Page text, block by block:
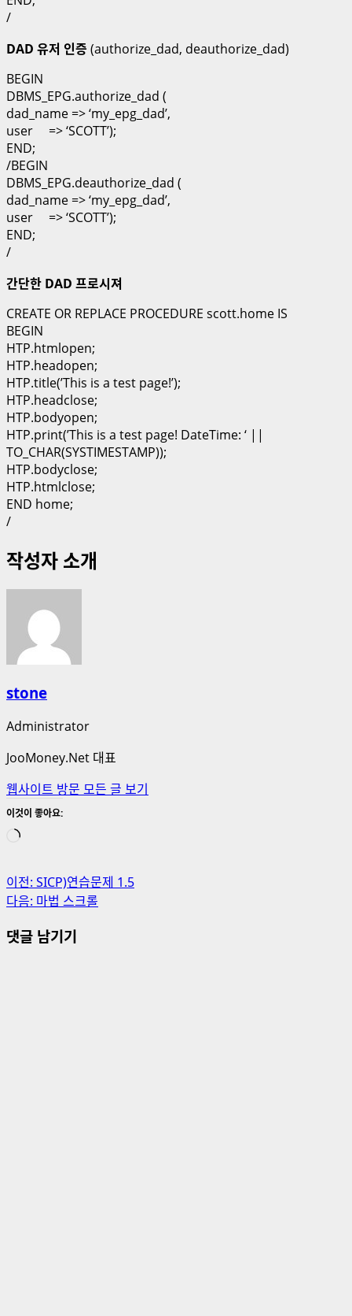
/
DAD 유저 인증 (authorize_dad, deauthorize_dad)
BEGIN
DBMS_EPG.authorize_dad (
dad_name => ‘my_epg_dad’,
user => ‘SCOTT’);
END;
/BEGIN
DBMS_EPG.deauthorize_dad (
dad_name => ‘my_epg_dad’,
user => ‘SCOTT’);
END;
/
간단한 DAD 프로시져
CREATE OR REPLACE PROCEDURE scott.home IS
BEGIN
HTP.htmlopen;
HTP.headopen;
HTP.title(’This is a test page!’);
HTP.headclose;
HTP.bodyopen;
HTP.print(’This is a test page! DateTime: ‘ ||
TO_CHAR(SYSTIMESTAMP));
HTP.bodyclose;
HTP.htmlclose;
END home;
/
작성자 소개
stone
Administrator
JooMoney.Net 대표
웹사이트 방문 모든 글 보기
이것이 좋아요:
로
중...
게
시
물
이전: SICP)연습문제 1.5
다음: 마법 스크롤
댓글 남기기